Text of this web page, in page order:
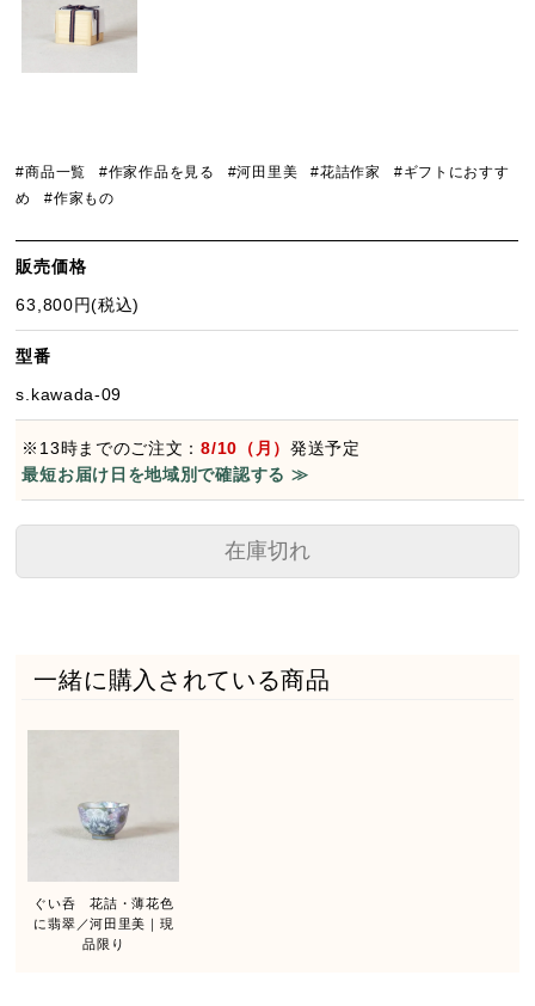
#商品一覧 #作家作品を見る #河田里美 #花詰作家
#ギフトにおすす
め
#作家もの
販売価格
63,800円(税込)
型番
s.kawada-09
※13時までのご注文：8/10（月）発送予定
最短お届け日を地域別で確認する ≫
在庫切れ
一緒に購入されている商品
ぐい呑 花詰・薄花色
に翡翠／河田里美｜現
品限り